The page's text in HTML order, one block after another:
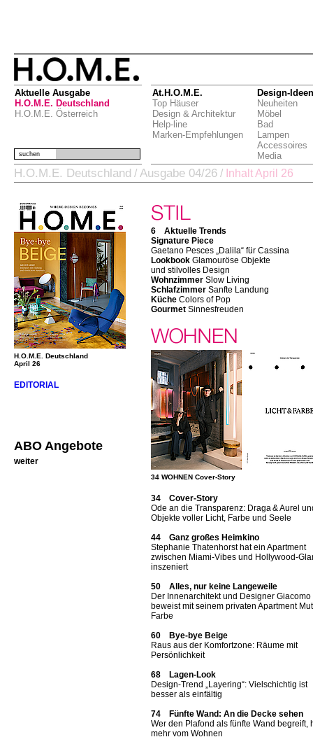
Aktuelle Ausgabe
H.O.M.E. Deutschland
H.O.M.E. Österreich
At.H.O.M.E.
Top Häuser
Design & Architektur
Help-line
Marken-Empfehlungen
Design-Ideen
Neuheiten
Möbel
Bad
Lampen
Accessoires
Media
suchen
H.O.M.E. Deutschland / Ausgabe 04/26 / Inhalt April 26
H.O.M.E. Deutschland
April 26
EDITORIAL
ABO Angebote
weiter
6 Aktuelle Trends
Signature Piece
Gaetano Pesces „Dalila“ für Cassina
Lookbook Glamouröse Objekte
und stilvolles Design
Wohnzimmer Slow Living
Schlafzimmer Sanfte Landung
Küche Colors of Pop
Gourmet Sinnesfreuden
34 WOHNEN Cover-Story
34 Cover-Story
Ode an die Transparenz: Draga & Aurel
Objekte voller Licht, Farbe und Seele
44 Ganz großes Heimkino
Stephanie Thatenhorst hat ein Apartment
zwischen Miami-Vibes und Hollywood-
inszeniert
50 Alles, nur keine Langeweile
Der Innenarchitekt und Designer Giacomo
beweist mit seinem privaten Apartment
Farbe
60 Bye-bye Beige
Raus aus der Komfortzone: Räume mit
Persönlichkeit
68 Lagen-Look
Design-Trend „Layering“: Vielschichtig ist
besser als einfältig
74 Fünfte Wand: An die Decke sehen
Wer den Plafond als fünfte Wand begreift,
mehr vom Wohnen